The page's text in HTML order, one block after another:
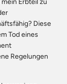
Erbteil zu
Diese
Tod eines
Regelungen